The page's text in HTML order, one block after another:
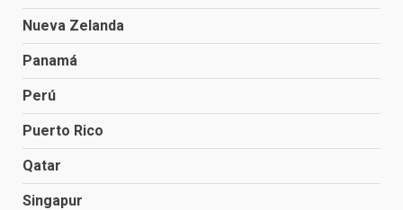
Nueva Zelanda
Panamá
Perú
Puerto Rico
Qatar
Singapur